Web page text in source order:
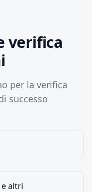
verifica
per la verifica
successo
e altri